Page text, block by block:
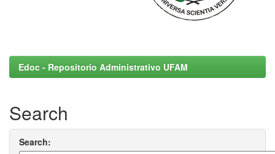
Edoc - Repositorio Administrativo UFAM
Search
Search: